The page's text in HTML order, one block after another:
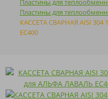
Пластины для
КАССЕТА СВАРНАЯ AISI
EC400